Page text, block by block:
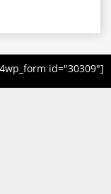
id="30309"]